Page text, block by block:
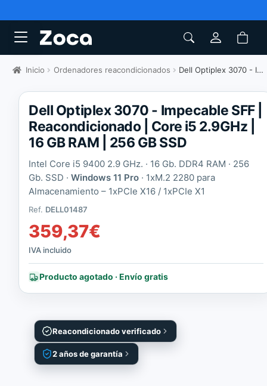
Inicio Ordenadores reacondicionados Dell Optiplex 3070 - Impecable SFF
Reacondicionado verificado
2 años de garantía
Dell Optiplex 3070 - Impecable SFF |
Reacondicionado | Core i5 2.9GHz |
16 GB RAM | 256 GB SSD
Intel Core i5 9400 2.9 GHz. · 16 Gb. DDR4 RAM · 256
Gb. SSD ·Windows 11 Pro · 1xM.2 2280 para
Almacenamiento – 1xPCIe X16 / 1xPCIe X1
Ref. DELL01487
359,37€
IVA incluido
Producto agotado · Envío gratis